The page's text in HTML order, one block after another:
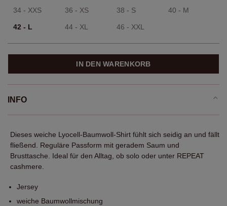
34 - XXS 36 - XS 38 - S 40 - M
42 - L 44 - XL 46 - XXL
IN DEN WARENKORB
INFO
Dieses weiche Lyocell-Baumwoll-Shirt fühlt sich seidig an und fällt
fließend. Reguläre Passform mit geradem Saum und
Brusttasche. Ideal für den Alltag, ob solo oder unter REPEAT
cashmere.
Jersey
weiche Baumwollmischung